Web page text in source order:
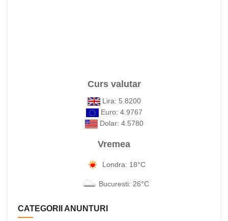
Curs valutar
Lira: 5.8200
Euro: 4.9767
Dolar: 4.5780
Vremea
Londra: 18°C
Bucuresti: 26°C
CATEGORII ANUNTURI